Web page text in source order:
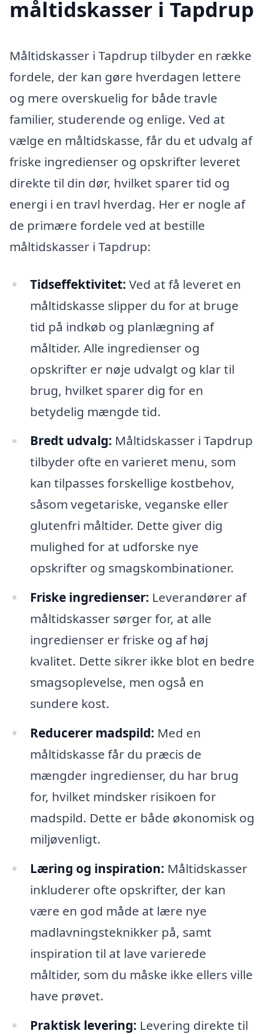
måltidskasser i Tapdrup
Måltidskasser i Tapdrup tilbyder en række
fordele, der kan gøre hverdagen lettere
og mere overskuelig for både travle
familier, studerende og enlige. Ved at
vælge en måltidskasse, får du et udvalg af
friske ingredienser og opskrifter leveret
direkte til din dør, hvilket sparer tid og
energi i en travl hverdag. Her er nogle af
de primære fordele ved at bestille
måltidskasser i Tapdrup:
Tidseffektivitet: Ved at få leveret en
måltidskasse slipper du for at bruge
tid på indkøb og planlægning af
måltider. Alle ingredienser og
opskrifter er nøje udvalgt og klar til
brug, hvilket sparer dig for en
betydelig mængde tid.
Bredt udvalg: Måltidskasser i Tapdrup
tilbyder ofte en varieret menu, som
kan tilpasses forskellige kostbehov,
såsom vegetariske, veganske eller
glutenfri måltider. Dette giver dig
mulighed for at udforske nye
opskrifter og smagskombinationer.
Friske ingredienser: Leverandører af
måltidskasser sørger for, at alle
ingredienser er friske og af høj
kvalitet. Dette sikrer ikke blot en bedre
smagsoplevelse, men også en
sundere kost.
Reducerer madspild: Med en
måltidskasse får du præcis de
mængder ingredienser, du har brug
for, hvilket mindsker risikoen for
madspild. Dette er både økonomisk og
miljøvenligt.
Læring og inspiration: Måltidskasser
inkluderer ofte opskrifter, der kan
være en god måde at lære nye
madlavningsteknikker på, samt
inspiration til at lave varierede
måltider, som du måske ikke ellers ville
have prøvet.
Praktisk levering: Levering direkte til